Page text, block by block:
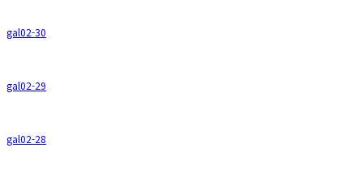
gal02-30
gal02-29
gal02-28